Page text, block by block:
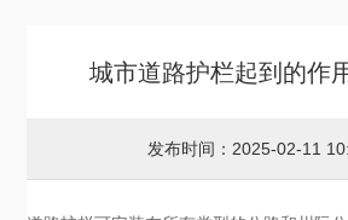
城市道路护栏起到的作
发布时间：2025-02-11